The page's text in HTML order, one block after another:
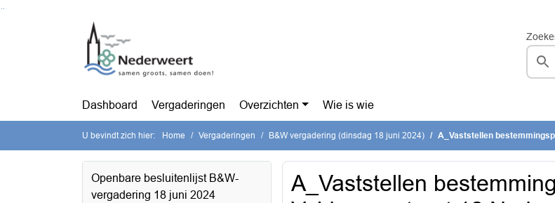
Dashboard Vergaderingen Overzichten Wie is wie
U bevindt zich hier: Home Vergaderingen B&W vergadering (dinsdag 18 juni 2024) A_Vaststellen bestemmingsplan
Openbare besluitenlijst B&W-
vergadering 18 juni 2024
A_Vaststellen